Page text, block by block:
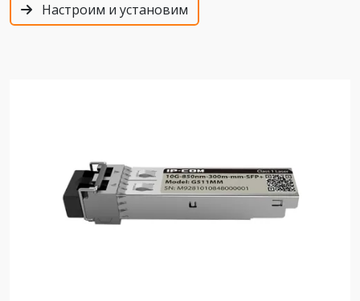
Настроим и установим